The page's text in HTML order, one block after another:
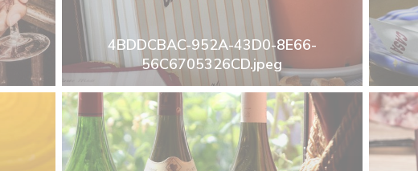
4BDDCBAC-952A-43D0-8E66-
56C6705326CD.jpeg